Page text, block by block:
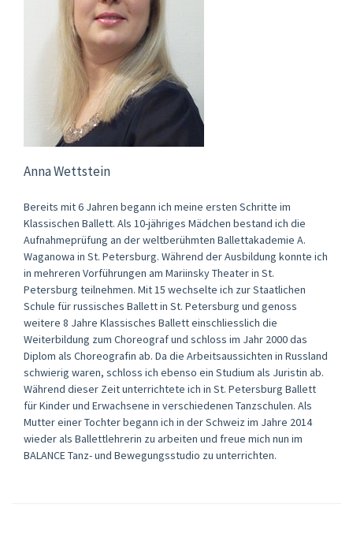
Anna Wettstein
Bereits mit 6 Jahren begann ich meine ersten Schritte im
Klassischen Ballett. Als 10-jähriges Mädchen bestand ich die
Aufnahmeprüfung an der weltberühmten Ballettakademie A.
Waganowa in St. Petersburg. Während der Ausbildung konnte ich
in mehreren Vorführungen am Mariinsky Theater in St.
Petersburg teilnehmen. Mit 15 wechselte ich zur Staatlichen
Schule für russisches Ballett in St. Petersburg und genoss
weitere 8 Jahre Klassisches Ballett einschliesslich die
Weiterbildung zum Choreograf und schloss im Jahr 2000 das
Diplom als Choreografin ab. Da die Arbeitsaussichten in Russland
schwierig waren, schloss ich ebenso ein Studium als Juristin ab.
Während dieser Zeit unterrichtete ich in St. Petersburg Ballett
für Kinder und Erwachsene in verschiedenen Tanzschulen. Als
Mutter einer Tochter begann ich in der Schweiz im Jahre 2014
wieder als Ballettlehrerin zu arbeiten und freue mich nun im
BALANCE Tanz- und Bewegungsstudio zu unterrichten.